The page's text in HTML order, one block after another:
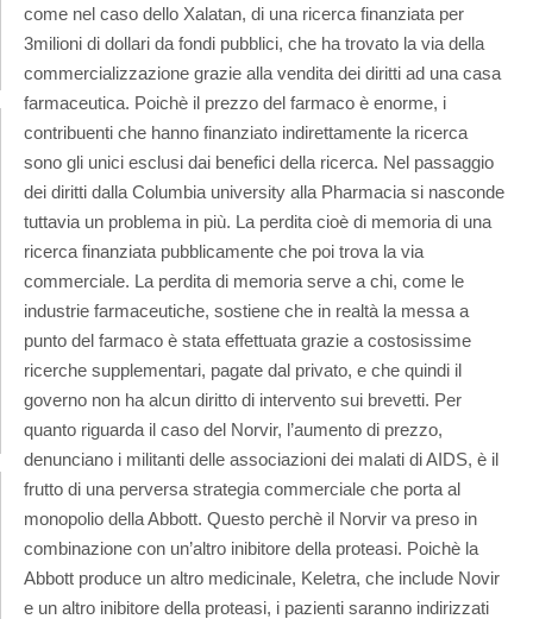
come nel caso dello Xalatan, di una ricerca finanziata per
3milioni di dollari da fondi pubblici, che ha trovato la via della
commercializzazione grazie alla vendita dei diritti ad una casa
farmaceutica. Poichè il prezzo del farmaco è enorme, i
contribuenti che hanno finanziato indirettamente la ricerca
sono gli unici esclusi dai benefici della ricerca. Nel passaggio
dei diritti dalla Columbia university alla Pharmacia si nasconde
tuttavia un problema in più. La perdita cioè di memoria di una
ricerca finanziata pubblicamente che poi trova la via
commerciale. La perdita di memoria serve a chi, come le
industrie farmaceutiche, sostiene che in realtà la messa a
punto del farmaco è stata effettuata grazie a costosissime
ricerche supplementari, pagate dal privato, e che quindi il
governo non ha alcun diritto di intervento sui brevetti. Per
quanto riguarda il caso del Norvir, l’aumento di prezzo,
denunciano i militanti delle associazioni dei malati di AIDS, è il
frutto di una perversa strategia commerciale che porta al
monopolio della Abbott. Questo perchè il Norvir va preso in
combinazione con un’altro inibitore della proteasi. Poichè la
Abbott produce un altro medicinale, Keletra, che include Novir
e un altro inibitore della proteasi, i pazienti saranno indirizzati